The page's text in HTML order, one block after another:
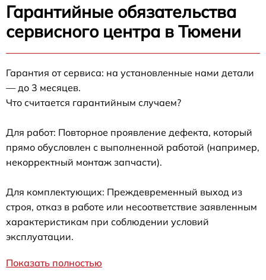
Гарантийные обязательства
сервисного центра в Тюмени
Гарантия от сервиса: на установленные нами детали
— до 3 месяцев.
Что считается гарантийным случаем?
Для работ: Повторное проявление дефекта, который
прямо обусловлен с выполненной работой (например,
некорректный монтаж запчасти).
Для комплектующих: Преждевременный выход из
строя, отказ в работе или несоответствие заявленным
характеристикам при соблюдении условий
эксплуатации.
Показать полностью